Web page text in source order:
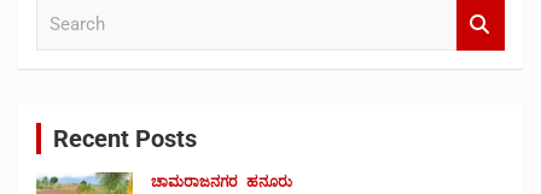
Recent Posts
ಚಾಮರಾಜನಗರ ಹನೂರು